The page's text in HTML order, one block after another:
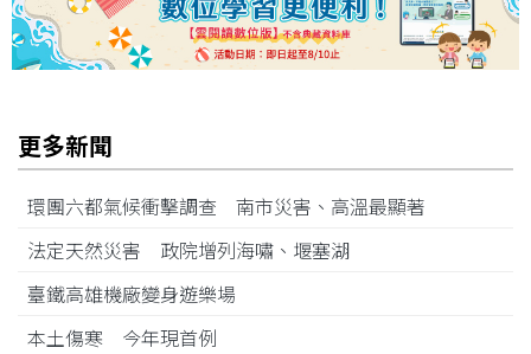
更多新聞
環團六都氣候衝擊調查 南市災害、高溫最顯著
法定天然災害 政院增列海嘯、堰塞湖
臺鐵高雄機廠變身遊樂場
本土傷寒 今年現首例